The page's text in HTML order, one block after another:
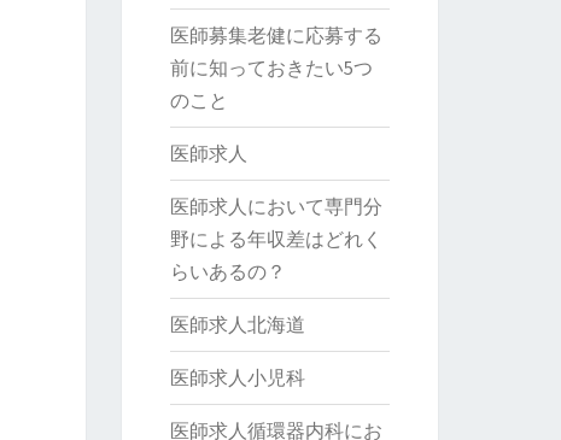
医師募集老健に応募する
前に知っておきたい5つ
のこと
医師求人
医師求人において専門分
野による年収差はどれく
らいあるの？
医師求人北海道
医師求人小児科
医師求人循環器内科にお